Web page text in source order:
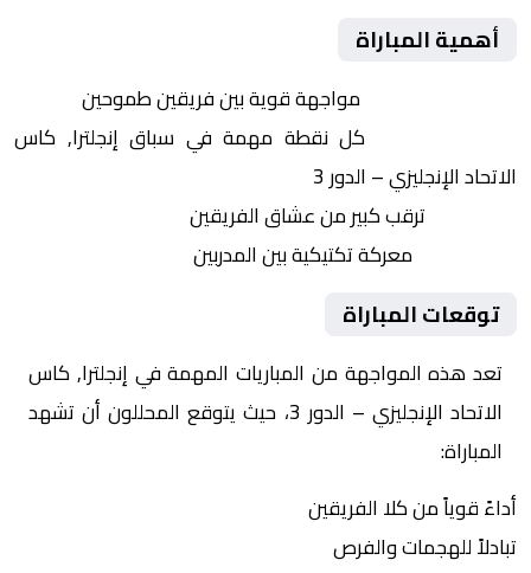
أهمية المباراة
مواجهة قوية بين فريقين طموحين
كل نقطة مهمة في سباق إنجلترا, كاس
الاتحاد الإنجليزي – الدور 3
ترقب كبير من عشاق الفريقين
معركة تكتيكية بين المدربين
توقعات المباراة
تعد هذه المواجهة من المباريات المهمة في إنجلترا, كاس
الاتحاد الإنجليزي – الدور 3، حيث يتوقع المحللون أن تشهد
المباراة:
أداءً قوياً من كلا الفريقين
تبادلاً للهجمات والفرص